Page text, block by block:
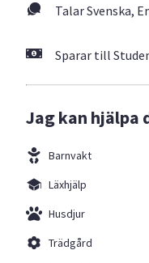
Talar Svenska,
Sparar till
Jag kan hjälpa
Barnvakt
Läxhjälp
Husdjur
Trädgård